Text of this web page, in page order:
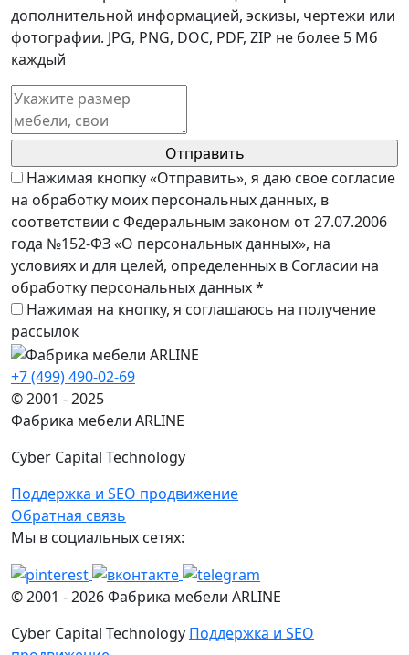
дополнительной информацией, эскизы, чертежи или
фотографии. JPG, PNG, DOC, PDF, ZIP не более 5 Мб
каждый
Нажимая кнопку «Отправить», я даю свое согласие
на обработку моих персональных данных, в
соответствии с Федеральным законом от 27.07.2006
года №152-ФЗ «О персональных данных», на
условиях и для целей, определенных в Согласии на
обработку персональных данных *
Нажимая на кнопку, я соглашаюсь на получение
рассылок
+7 (499) 490-02-69
© 2001 - 2025
Фабрика мебели ARLINE
Cyber Capital Technology
Поддержка и SEO продвижение
Обратная связь
Мы в социальных сетях:
© 2001 -2026Фабрика мебели ARLINE
Cyber Capital Technology Поддержка и SEO